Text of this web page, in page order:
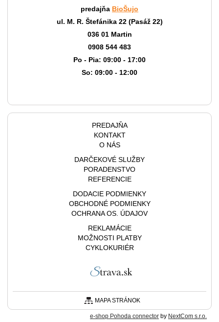
predajňa BioŠujo
ul. M. R. Štefánika 22 (Pasáž 22)
036 01 Martin
0908 544 483
Po - Pia: 09:00 - 17:00
So: 09:00 - 12:00
PREDAJŇA
KONTAKT
O NÁS
DARČEKOVÉ SLUŽBY
PORADENSTVO
REFERENCIE
DODACIE PODMIENKY
OBCHODNÉ PODMIENKY
OCHRANA OS. ÚDAJOV
REKLAMÁCIE
MOŽNOSTI PLATBY
CYKLOKURIÉR
MAPA STRÁNOK
e-shop Pohoda connector by NextCom s.r.o.